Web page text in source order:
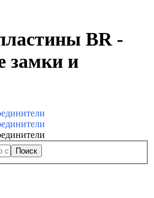
BR -
замки и
Поиск